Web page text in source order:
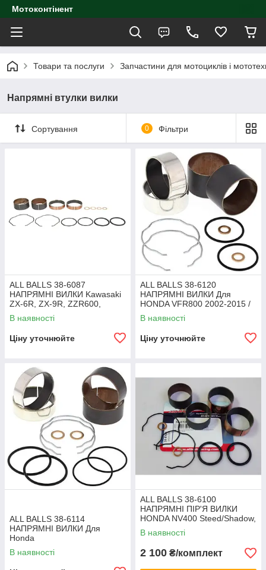
Мотоконтінент
Товари та послуги Запчастини для мотоциклів і
Напрямні втулки вилки
Сортування 0 Фільтри
ALL BALLS 38-6087
НАПРЯМНІ ВИЛКИ Kawasaki
ZX-6R, ZX-9R, ZZR600,
Suzuki SV1000, GSX1400
В наявності
Ціну уточнюйте
ALL BALLS 38-6120
НАПРЯМНІ ВИЛКИ Для
HONDA VFR800 2002-2015 /
HONDA CBR1100XX
В наявності
Ціну уточнюйте
ALL BALLS 38-6114
НАПРЯМНІ ВИЛКИ Для
Honda
CBR1000RR/CB1000/Suzuki
GSX-R1000 /Suzuki GSX-
В наявності
ALL BALLS 38-6100
НАПРЯМНІ ПІР'Я ВИЛКИ
HONDA NV400 Steed/Shadow,
NV600 Steed/Shadow
В наявності
2 100 ₴/комплект